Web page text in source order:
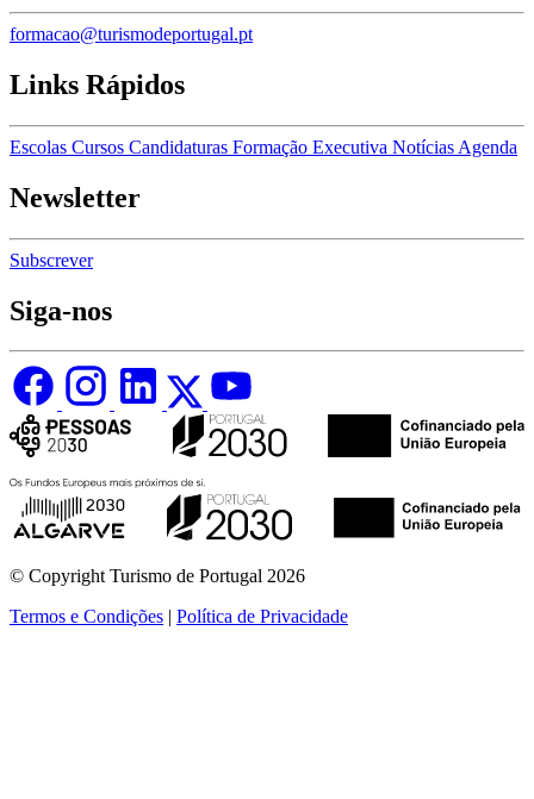
formacao@turismodeportugal.pt
Links Rápidos
Escolas Cursos Candidaturas Formação Executiva Notícias Agenda
Newsletter
Subscrever
Siga-nos
© Copyright Turismo de Portugal 2026
Termos e Condições | Política de Privacidade